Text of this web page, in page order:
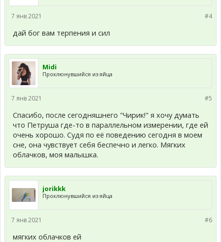
#4
7 янв 2021
дай бог вам терпения и сил
Midi
Проклюнувшийся из яйца
#5
7 янв 2021
Спасибо, после сегодняшнего "Чирик!" я хочу думать
что Петруша где-то в параллельном измерении, где ей
очень хорошо. Судя по её поведению сегодня в моем
сне, она чувствует себя беспечно и легко. Мягких
облачков, моя малышка.
jorikkk
Проклюнувшийся из яйца
#6
7 янв 2021
мягких облачков ей